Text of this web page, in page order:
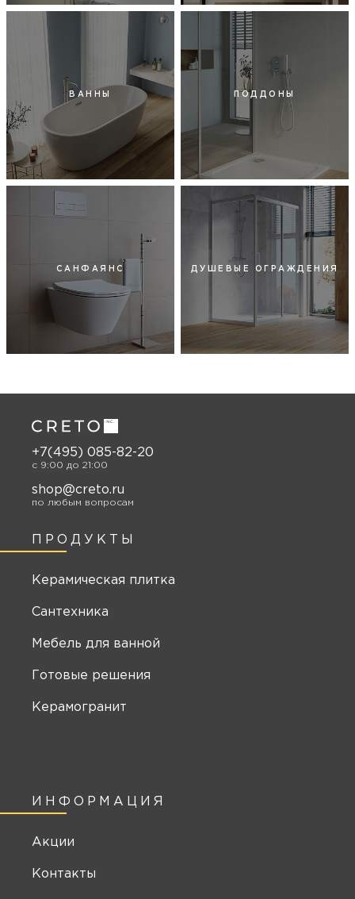
ВАННЫ ПОДДОНЫ
САНФАЯНС ДУШЕВЫЕ ОГРАЖДЕНИЯ
ИНФОРМАЦИЯ
Акции
Контакты
ПРОДУКТЫ
Керамическая плитка
Сантехника
Мебель для ванной
Готовые решения
Керамогранит
+7(495) 085-82-20
c 9:00 до 21:00
shop@creto.ru
по любым вопросам